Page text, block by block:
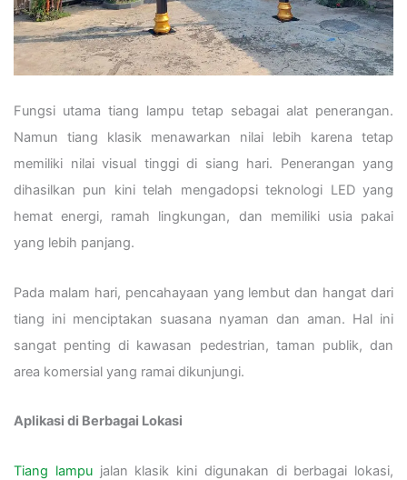
Fungsi utama tiang lampu tetap sebagai alat penerangan.
Namun tiang klasik menawarkan nilai lebih karena tetap
memiliki nilai visual tinggi di siang hari. Penerangan yang
dihasilkan pun kini telah mengadopsi teknologi LED yang
hemat energi, ramah lingkungan, dan memiliki usia pakai
yang lebih panjang.
Pada malam hari, pencahayaan yang lembut dan hangat dari
tiang ini menciptakan suasana nyaman dan aman. Hal ini
sangat penting di kawasan pedestrian, taman publik, dan
area komersial yang ramai dikunjungi.
Aplikasi di Berbagai Lokasi
Tiang lampujalan klasik kini digunakan di berbagai lokasi,